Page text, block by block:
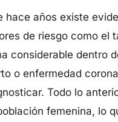
hace años existe
de riesgo como el
considerable dentro
o enfermedad
Todo lo
femenina, lo